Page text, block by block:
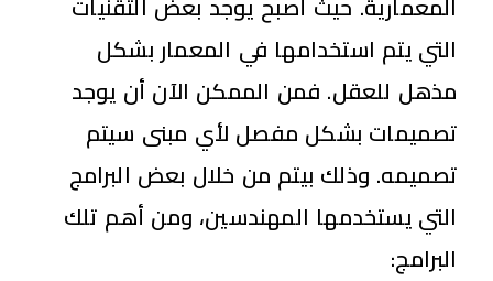
التي يتم استخدامها في المعمار بشكل
مذهل للعقل. فمن الممكن الآن أن يوجد
تصميمات بشكل مفصل لأي مبنى سيتم
تصميمه. وذلك بيتم من خلال بعض البرامج
التي يستخدمها المهندسين، ومن أهم تلك
البرامج: